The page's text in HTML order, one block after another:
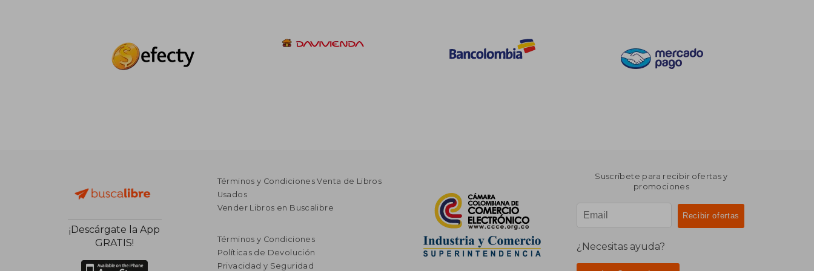
¡Descárgate la App
GRATIS!
Términos y Condiciones Venta de Libros
Usados
Vender Libros en Buscalibre
Términos y Condiciones
Políticas de Devolución
Privacidad y Seguridad
Suscríbete para recibir ofertas y
promociones
¿Necesitas ayuda?